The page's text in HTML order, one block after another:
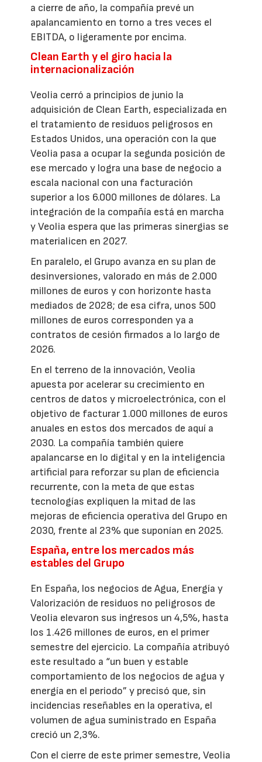
a cierre de año, la compañía prevé un
apalancamiento en torno a tres veces el
EBITDA, o ligeramente por encima.
Clean Earth y el giro hacia la
internacionalización
Veolia cerró a principios de junio la
adquisición de Clean Earth, especializada en
el tratamiento de residuos peligrosos en
Estados Unidos, una operación con la que
Veolia pasa a ocupar la segunda posición de
ese mercado y logra una base de negocio a
escala nacional con una facturación
superior a los 6.000 millones de dólares. La
integración de la compañía está en marcha
y Veolia espera que las primeras sinergias se
materialicen en 2027.
En paralelo, el Grupo avanza en su plan de
desinversiones, valorado en más de 2.000
millones de euros y con horizonte hasta
mediados de 2028; de esa cifra, unos 500
millones de euros corresponden ya a
contratos de cesión firmados a lo largo de
2026.
En el terreno de la innovación, Veolia
apuesta por acelerar su crecimiento en
centros de datos y microelectrónica, con el
objetivo de facturar 1.000 millones de euros
anuales en estos dos mercados de aquí a
2030. La compañía también quiere
apalancarse en lo digital y en la inteligencia
artificial para reforzar su plan de eficiencia
recurrente, con la meta de que estas
tecnologías expliquen la mitad de las
mejoras de eficiencia operativa del Grupo en
2030, frente al 23% que suponían en 2025.
España, entre los mercados más
estables del Grupo
En España, los negocios de Agua, Energía y
Valorización de residuos no peligrosos de
Veolia elevaron sus ingresos un 4,5%, hasta
los 1.426 millones de euros, en el primer
semestre del ejercicio. La compañía atribuyó
este resultado a “un buen y estable
comportamiento de los negocios de agua y
energía en el periodo” y precisó que, sin
incidencias reseñables en la operativa, el
volumen de agua suministrado en España
creció un 2,3%.
Con el cierre de este primer semestre, Veolia